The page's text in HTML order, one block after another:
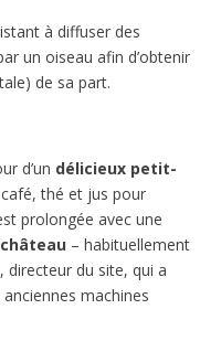
à diffuser des
un oiseau afin d’obtenir
de sa part.
d’un délicieux petit-
thé et jus pour
prolongée avec une
– habituellement
du site, qui a
machines